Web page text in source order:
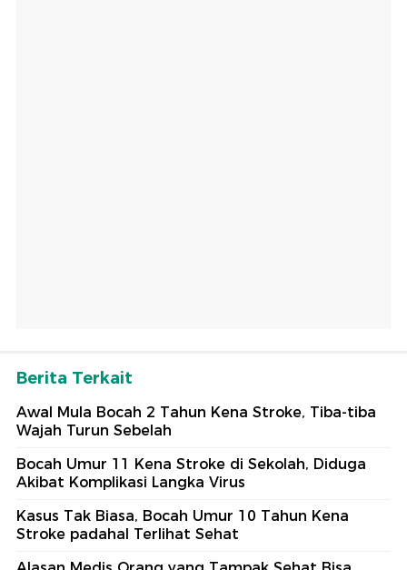
Berita Terkait
Awal Mula Bocah 2 Tahun Kena Stroke, Tiba-tiba
Wajah Turun Sebelah
Bocah Umur 11 Kena Stroke di Sekolah, Diduga
Akibat Komplikasi Langka Virus
Kasus Tak Biasa, Bocah Umur 10 Tahun Kena
Stroke padahal Terlihat Sehat